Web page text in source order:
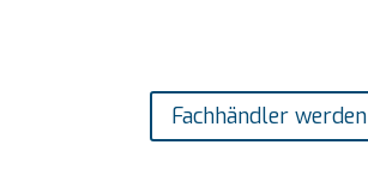
Fachhändler werden